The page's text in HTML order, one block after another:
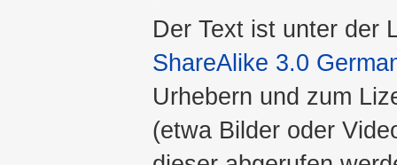
Der Text ist unter der
ShareAlike 3.0
Urhebern und zum
(etwa Bilder oder